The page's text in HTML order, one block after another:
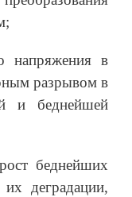
напряжения в
разрывом в
и беднейшей
беднейших
деградации,